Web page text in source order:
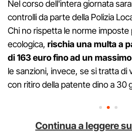
Nel corso dell'intera giornata
controlli da parte della Polizia
Chi no rispetta le norme imposte
ecologica, rischia una multa a
di 163 euro fino ad un
le sanzioni, invece, se si tratta di
con ritiro della patente dino a 30
Continua a leggere